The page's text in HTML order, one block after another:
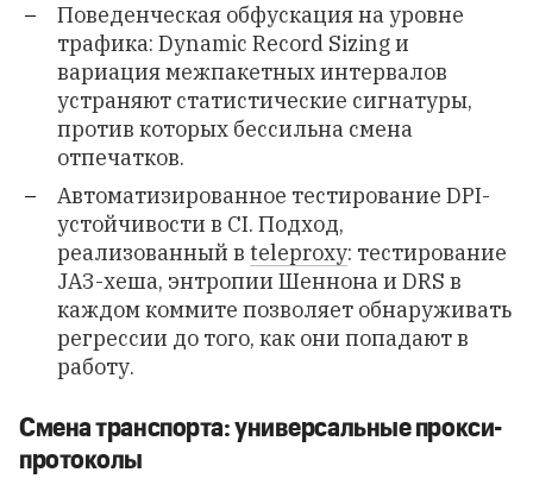
Поведенческая обфускация на уровне
трафика: Dynamic Record Sizing и
вариация межпакетных интервалов
устраняют статистические сигнатуры,
против которых бессильна смена
отпечатков.
Автоматизированное тестирование DPI-
устойчивости в CI. Подход,
реализованный в teleproxy: тестирование
JA3-хеша, энтропии Шеннона и DRS в
каждом коммите позволяет обнаруживать
регрессии до того, как они попадают в
работу.
Смена транспорта: универсальные прокси-
протоколы